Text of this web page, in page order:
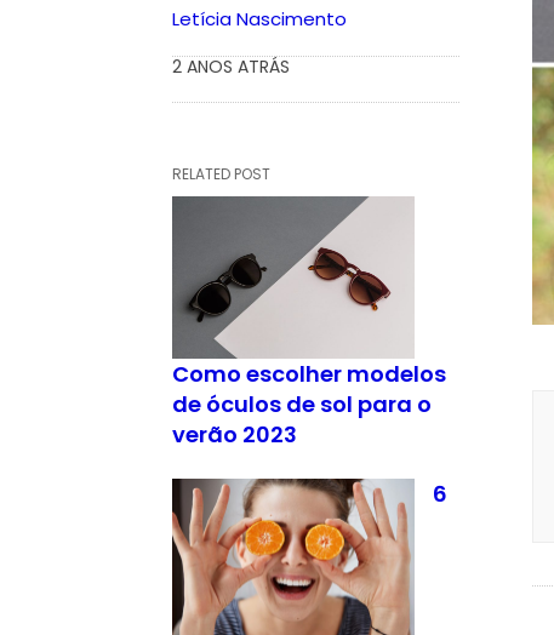
Letícia Nascimento
2 ANOS ATRÁS
RELATED POST
Como escolher modelos
de óculos de sol para o
verão 2023
6